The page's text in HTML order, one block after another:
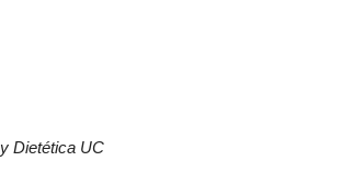
Dietética UC